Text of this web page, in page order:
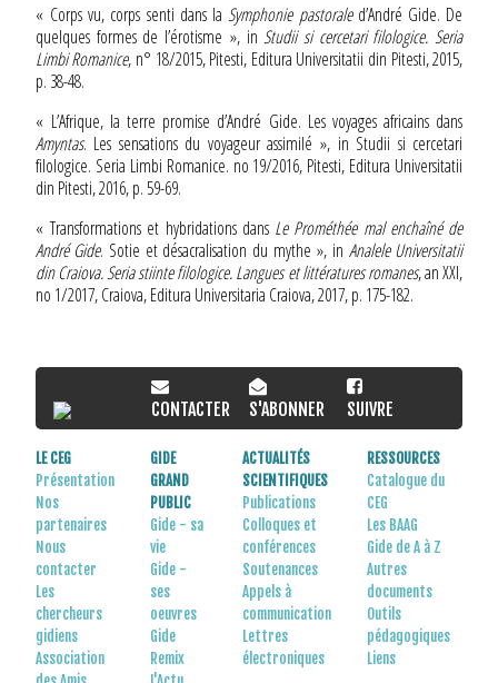
« Corps vu, corps senti dans laSymphonie pastorale d’André Gide. De
quelques formes de l’érotisme », inStudii si cercetari filologice. Seria
Limbi Romanice, n° 18/2015, Pitesti, Editura Universitatii din Pitesti, 2015,
p. 38-48.
« L’Afrique, la terre promise d’André Gide. Les voyages africains dans
Amyntas. Les sensations du voyageur assimilé », in Studii si cercetari
filologice. Seria Limbi Romanice. no 19/2016, Pitesti, Editura Universitatii
din Pitesti, 2016, p. 59-69.
« Transformations et hybridations dans Le Prométhée mal enchaîné de
André Gide. Sotie et désacralisation du mythe », in Analele Universitatii
din Craiova. Seria stiinte filologice. Langues et littératures romanes, an XXI,
no 1/2017, Craiova, Editura Universitaria Craiova, 2017, p. 175-182.
CONTACTER S'ABONNER SUIVRE
LE CEG
Présentation
Nos
partenaires
Nous
contacter
Les
chercheurs
gidiens
Association
GIDE
GRAND
PUBLIC
Gide - sa
vie
Gide -
ses
oeuvres
Gide
Remix
ACTUALITÉS
SCIENTIFIQUES
Publications
Colloques et
conférences
Soutenances
Appels à
communication
Lettres
électroniques
RESSOURCES
Catalogue du
CEG
Les BAAG
Gide de A à Z
Autres
documents
Outils
pédagogiques
Liens